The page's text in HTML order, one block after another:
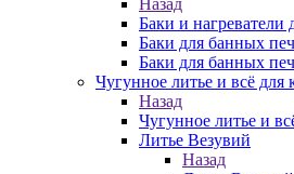
Назад
Баки и нагреватели
Баки для банных
Баки для банных
Чугунное литье и всё для
Назад
Чугунное литье и
Литье Везувий
Назад